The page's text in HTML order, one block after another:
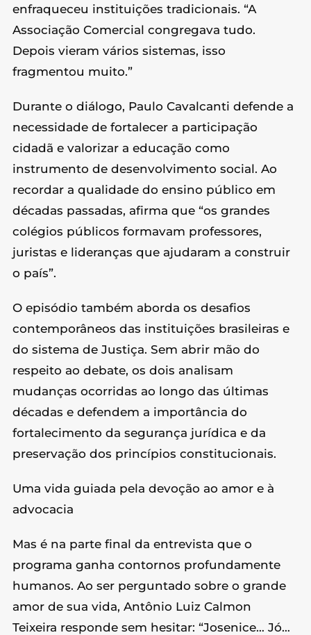
enfraqueceu instituições tradicionais. “A
Associação Comercial congregava tudo.
Depois vieram vários sistemas, isso
fragmentou muito.”
Durante o diálogo, Paulo Cavalcanti defende a
necessidade de fortalecer a participação
cidadã e valorizar a educação como
instrumento de desenvolvimento social. Ao
recordar a qualidade do ensino público em
décadas passadas, afirma que “os grandes
colégios públicos formavam professores,
juristas e lideranças que ajudaram a construir
o país”.
O episódio também aborda os desafios
contemporâneos das instituições brasileiras e
do sistema de Justiça. Sem abrir mão do
respeito ao debate, os dois analisam
mudanças ocorridas ao longo das últimas
décadas e defendem a importância do
fortalecimento da segurança jurídica e da
preservação dos princípios constitucionais.
Uma vida guiada pela devoção ao amor e à
advocacia
Mas é na parte final da entrevista que o
programa ganha contornos profundamente
humanos. Ao ser perguntado sobre o grande
amor de sua vida, Antônio Luiz Calmon
Teixeira responde sem hesitar: “Josenice… Jó…